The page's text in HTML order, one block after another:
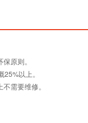
原则。
以上。
需要维修。